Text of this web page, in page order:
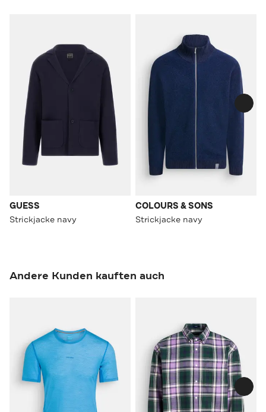
GUESS
Strickjacke navy
COLOURS & SONS
Strickjacke navy
Andere Kunden kauften auch